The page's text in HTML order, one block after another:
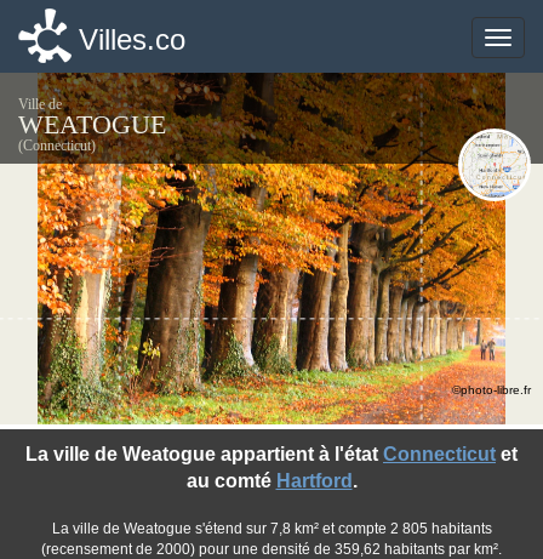
Toggle
Villes.co
Ville de
WEATOGUE
(Connecticut)
La ville de Weatogue appartient à l'état Connecticut et
au comté Hartford .
La ville de Weatogue s'étend sur 7,8 km² et compte 2 805 habitants
(recensement de 2000) pour une densité de 359,62 habitants par km².
©photo-libre.fr
Toggle
Villes.co